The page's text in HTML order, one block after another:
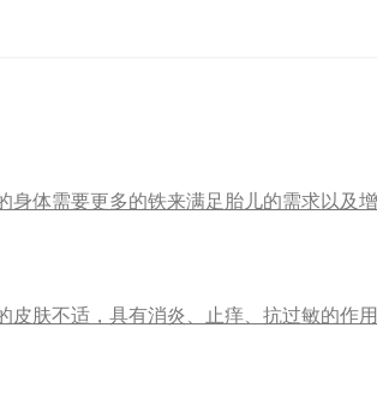
体需要更多的铁来满足胎儿的需求以及
肤不适，具有消炎、止痒、抗过敏的作